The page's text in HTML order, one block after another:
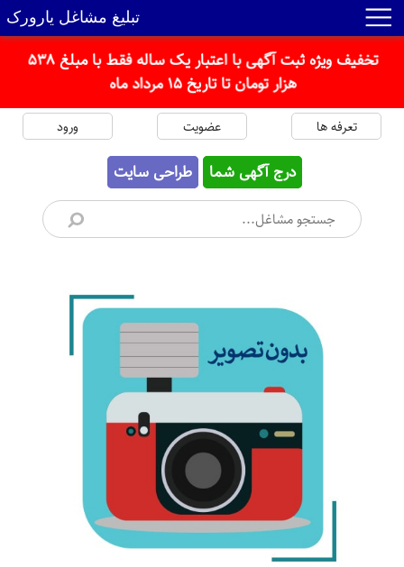
تخفیف ویژه ثبت آگهی با اعتبار یک ساله فقط با مبلغ 538
هزار تومان تا تاریخ 15 مرداد ماه
تعرفه ها عضویت ورود
درج آگهی شما طراحی سایت
تبلیغ مشاغل یارورک